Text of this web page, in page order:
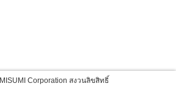
Corporation สงวนลิขสิทธิ์